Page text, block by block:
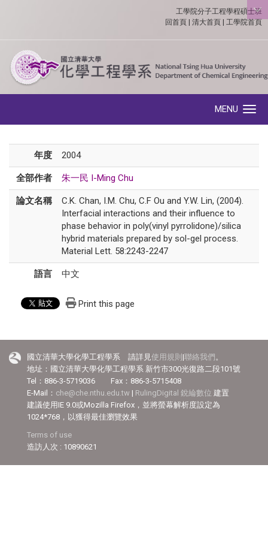
:::
工學院分子工程學程碩士班
回首頁
清大首頁 工學院首頁
MENU
年度 2004
全部作者 朱一民 I-Ming Chu
論文名稱
C.K. Chan, I.M. Chu, C.F Ou and Y.W. Lin, (2004).
Interfacial interactions and their influence to
phase behavior in poly(vinyl pyrrolidone)/silica
hybrid materials prepared by sol-gel process.
Material Lett. 58:2243-2247
語言 中文
Print this page
國立清華大學化學工程學系 請詳見使用規則 |聯絡我們 。
地址：國立清華大學化學工程學系 新竹市300光復路二段101號
Tel：886-3-5719036 Fax：886-3-5715408
E-Mail： che@che.nthu.edu.tw | RulingDigital 銳綸數位 建置
建議使用IE 9.0或Mozilla Firefox，並將螢幕解析度設定為
1024*768，以獲得最佳瀏覽效果
Terms of use
造訪人次 : 10890621